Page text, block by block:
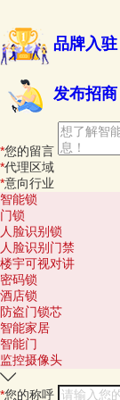
品牌入驻
发布招商
*您的留言
*代理区域
*意向行业
智能锁
门锁
人脸识别锁
人脸识别门禁
楼宇可视对讲
密码锁
酒店锁
防盗门锁芯
智能家居
智能门
监控摄像头
*您的称呼